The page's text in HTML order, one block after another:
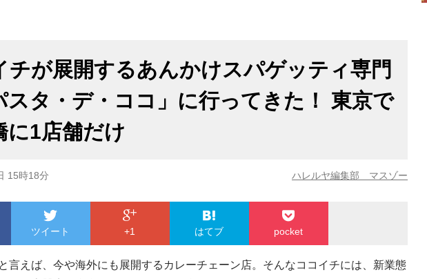
チが展開するあんかけスパゲッティ専門
スタ・デ・ココ」に行ってきた！ 東京で
に1店舗だけ
15時18分 ハレルヤ編集部 マスゾー
ツイート +1 はてブ pocket
言えば、今や海外にも展開するカレーチェーン店。そんなココイチには、新業態